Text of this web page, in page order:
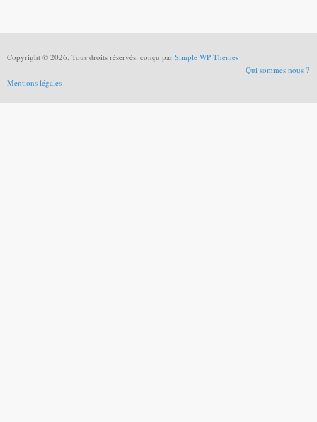
Copyright © 2026. Tous droits réservés. conçu par Simple WP Themes
Qui sommes nous ?
Mentions légales